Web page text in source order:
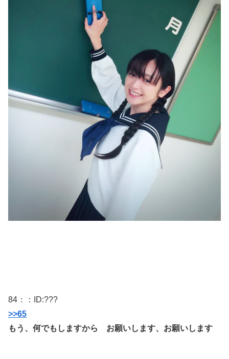
84 ：：ID:???
>>65
もう、何でもしますから お願いします、お願いします